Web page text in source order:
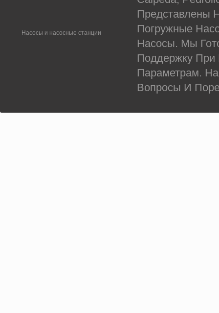
Насосы и насосные станции
Представлены
Погружные
Насосы. Мы
Поддержку
Параметрам.
Вопросы И